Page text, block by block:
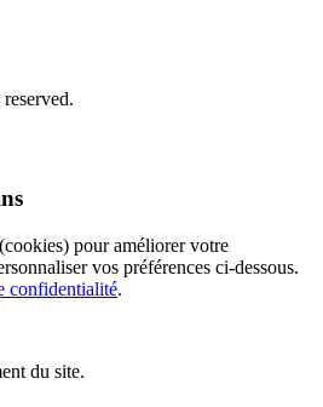
pour améliorer votre
vos préférences ci-dessous.
confidentialité.
du site.